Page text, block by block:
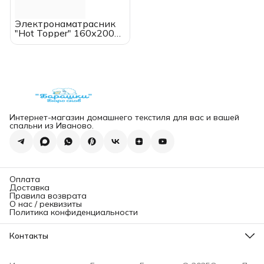
Электронаматрасник
"Hot Topper" 160х200
(см.), EcoSapiens, с
Интернет-магазин домашнего текстиля для вас и вашей
спальни из Иваново.
Оплата
Доставка
Правила возврата
О нас / реквизиты
Политика конфиденциальности
Контакты